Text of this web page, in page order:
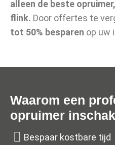
alleen de beste
flink. Door offertes te
tot 50% besparen op uw
Waarom een
opruimer
Bespaar kostbare tijd